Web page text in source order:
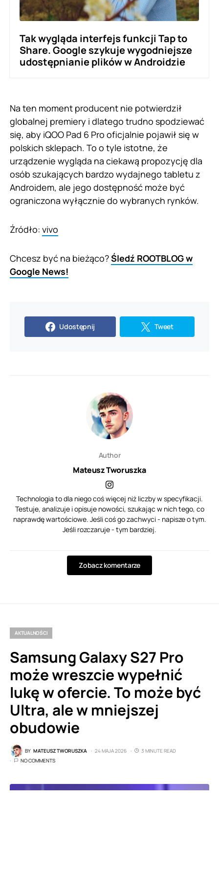
Tak wygląda interfejs funkcji Tap to
Share. Google szykuje wygodniejsze
udostępnianie plików w Androidzie
Na ten moment producent nie potwierdził
globalnej premiery i dlatego trudno spodziewać
się, aby iQOO Pad 6 Pro oficjalnie pojawił się w
polskich sklepach. To o tyle istotne, że
urządzenie wygląda na ciekawą propozycję dla
osób szukających bardzo wydajnego tabletu z
Androidem, ale jego dostępność może być
ograniczona wyłącznie do wybranych rynków.
Źródło: vivo
Chcesz być na bieżąco?Śledź ROOTBLOG w
Google News!
Udostępnij Tweet
Author
Mateusz Tworuszka
Technologia to dla niego coś więcej niż liczby w specyfikacji.
Testuje, analizuje i opisuje nowości, szukając w nich tego, co
naprawdę wartościowe. Jeśli coś go zachwyci - napisze o tym.
Jeśli rozczaruje - tym bardziej.
Zobacz komentarze
AKTUALNOŚCI
Samsung Galaxy S27 Pro
może wreszcie wypełnić
lukę w ofercie. To może być
Ultra, ale w mniejszej
obudowie
BY MATEUSZ TWORUSZKA 24 MAJA 2026
3 MINUTE READ
NO COMMENTS